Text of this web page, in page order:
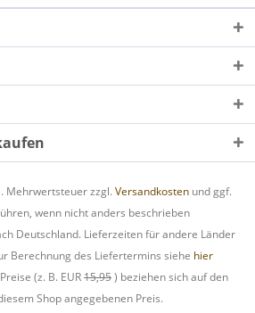
Mehrwertsteuer zzgl. Versandkosten und ggf.
wenn nicht anders beschrieben
Deutschland. Lieferzeiten für andere Länder
Berechnung des Liefertermins siehe hier
(z. B. EUR15,95) beziehen sich auf den
Shop angegebenen Preis.